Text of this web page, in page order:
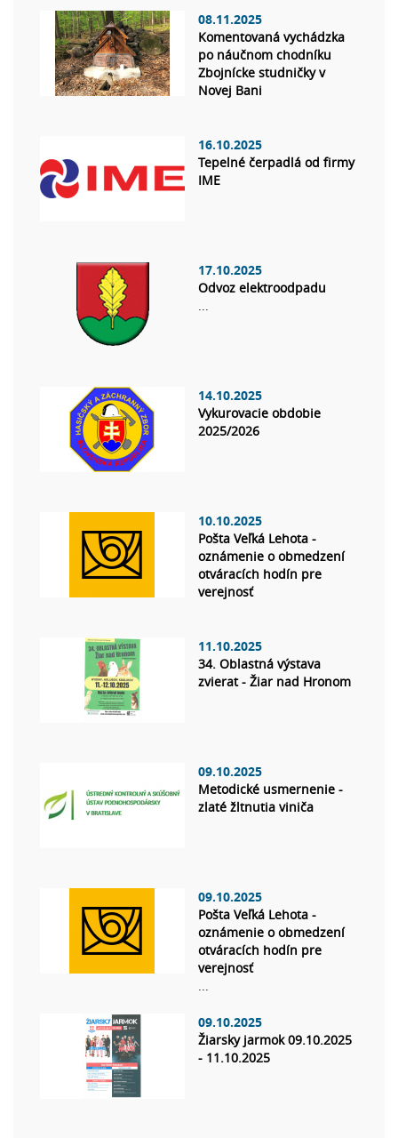
08.11.2025
Komentovaná vychádzka
po náučnom chodníku
Zbojnícke studničky v
Novej Bani
16.10.2025
Tepelné čerpadlá od firmy
IME
17.10.2025
Odvoz elektroodpadu
...
14.10.2025
Vykurovacie obdobie
2025/2026
10.10.2025
Pošta Veľká Lehota -
oznámenie o obmedzení
otváracích hodín pre
verejnosť
11.10.2025
34. Oblastná výstava
zvierat - Žiar nad Hronom
09.10.2025
Metodické usmernenie -
zlaté žltnutia viniča
09.10.2025
Pošta Veľká Lehota -
oznámenie o obmedzení
otváracích hodín pre
verejnosť
...
09.10.2025
Žiarsky jarmok 09.10.2025
- 11.10.2025